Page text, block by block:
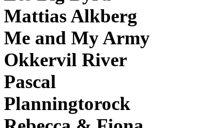
Mattias Alkberg
Me and My Army
Okkervil River
Pascal
Planningtorock